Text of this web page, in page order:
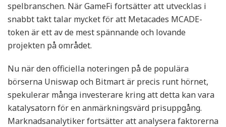
spelbranschen. När GameFi fortsätter att utvecklas i
snabbt takt talar mycket för att Metacades MCADE-
token är ett av de mest spännande och lovande
projekten på området.
Nu när den officiella noteringen på de populära
börserna Uniswap och Bitmart är precis runt hörnet,
spekulerar många investerare kring att detta kan vara
katalysatorn för en anmärkningsvärd prisuppgång.
Marknadsanalytiker fortsätter att analysera faktorerna